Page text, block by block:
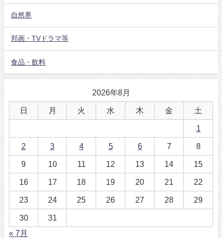
自然界
邦画・TVドラマ等
食品・飲料
2026年8月
日 月 火 水 木 金 土
1
2 3 4 5 6 7 8
9 10 11 12 13 14 15
16 17 18 19 20 21 22
23 24 25 26 27 28 29
30
31
« 7月